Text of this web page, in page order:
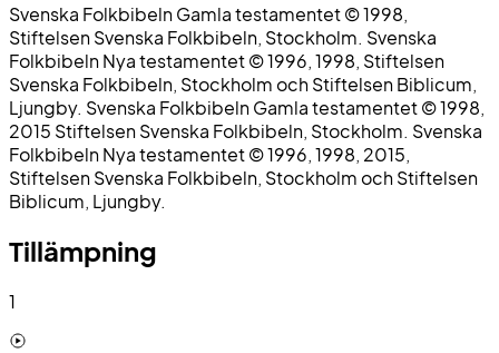
Svenska Folkbibeln Gamla testamentet © 1998,
Stiftelsen Svenska Folkbibeln, Stockholm. Svenska
Folkbibeln Nya testamentet © 1996, 1998, Stiftelsen
Svenska Folkbibeln, Stockholm och Stiftelsen Biblicum,
Ljungby. Svenska Folkbibeln Gamla testamentet © 1998,
2015 Stiftelsen Svenska Folkbibeln, Stockholm. Svenska
Folkbibeln Nya testamentet © 1996, 1998, 2015,
Stiftelsen Svenska Folkbibeln, Stockholm och Stiftelsen
Biblicum, Ljungby.
Tillämpning
1